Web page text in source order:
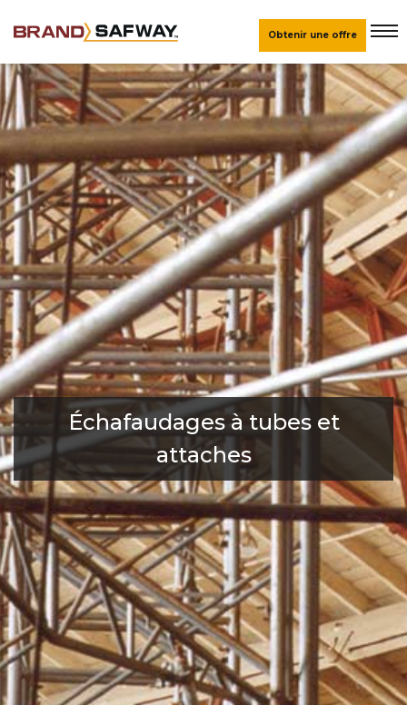
Obtenir une offre
Échafaudages à tubes et
attaches